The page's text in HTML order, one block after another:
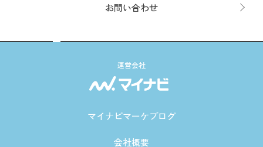
お問い合わせ
運営会社
マイナビマーケブログ
会社概要